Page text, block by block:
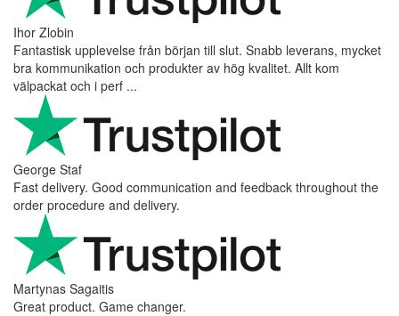
Ihor Zlobin
Fantastisk upplevelse från början till slut. Snabb leverans, mycket
bra kommunikation och produkter av hög kvalitet. Allt kom
välpackat och i perf ...
George Staf
Fast delivery. Good communication and feedback throughout the
order procedure and delivery.
Martynas Sagaitis
Great product. Game changer.